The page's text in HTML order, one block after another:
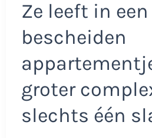
Ze leeft in een
bescheiden
groter
slechts één